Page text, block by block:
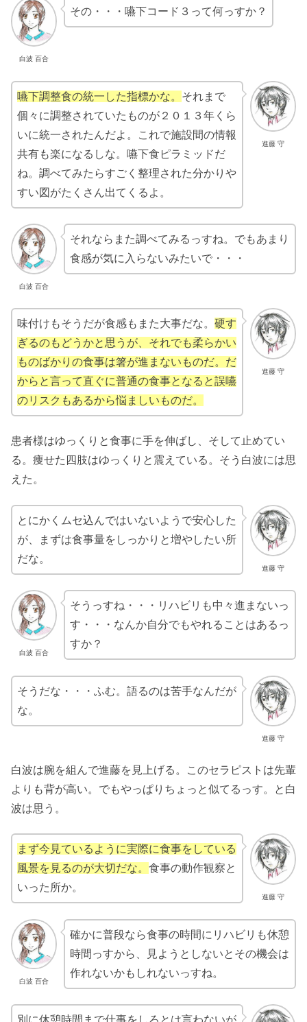
白波 百合
その・・・嚥下コード３って何っすか？
進藤 守
嚥下調整食の統一した指標かな。 それまで
個々に調整されていたものが２０１３年くら
いに統一されたんだよ。これで施設間の情報
共有も楽になるしな。嚥下食ピラミッドだ
ね。調べてみたらすごく整理された分かりや
すい図がたくさん出てくるよ。
白波 百合
それならまた調べてみるっすね。でもあまり
食感が気に入らないみたいで・・・
進藤 守
味付けもそうだが食感もまた大事だな。 硬す
ぎるのもどうかと思うが、それでも柔らかい
ものばかりの食事は箸が進まないものだ。だ
からと言って直ぐに普通の食事となると誤嚥
のリスクもあるから悩ましいものだ。
患者様はゆっくりと食事に手を伸ばし、そして止めてい
る。痩せた四肢はゆっくりと震えている。そう白波には思
えた。
進藤 守
とにかくムセ込んではいないようで安心した
が、まずは食事量をしっかりと増やしたい所
だな。
白波 百合
そうっすね・・・リハビリも中々進まないっ
す・・・なんか自分でもやれることはあるっ
すか？
進藤 守
そうだな・・・ふむ。語るのは苦手なんだが
な。
白波は腕を組んで進藤を見上げる。このセラピストは先輩
よりも背が高い。でもやっぱりちょっと似てるっす。と白
波は思う。
進藤 守
まず今見ているように実際に食事をしている
風景を見るのが大切だな。 食事の動作観察と
いった所か。
白波 百合
確かに普段なら食事の時間にリハビリも休憩
時間っすから、見ようとしないとその機会は
作れないかもしれないっすね。
別に休憩時間まで仕事をしろとは言わないが